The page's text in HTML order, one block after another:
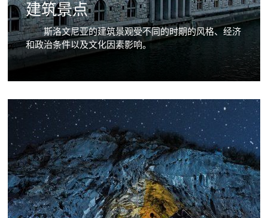
建筑景点
斯洛文尼亚的建筑景观受不同的时期的风格、经济
和政治条件以及文化因素影响。